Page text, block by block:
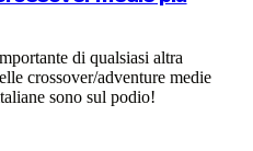
di qualsiasi altra
crossover/adventure medie
sono sul podio!